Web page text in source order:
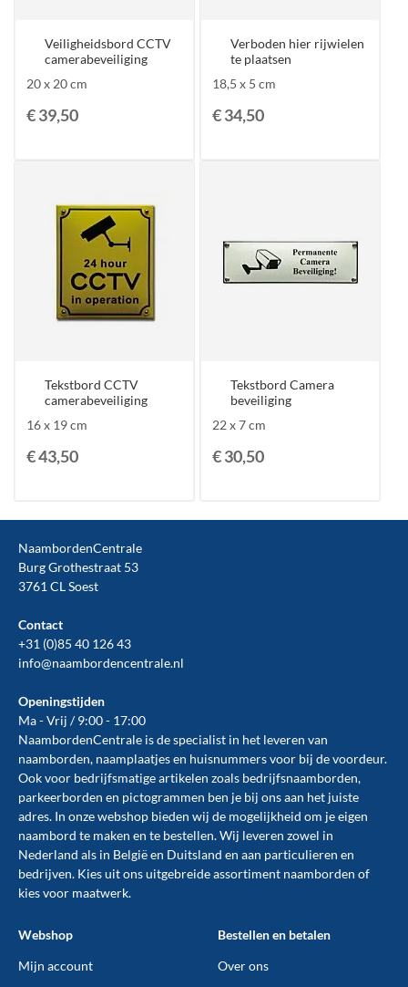
Veiligheidsbord CCTV
camerabeveiliging
20 x 20 cm
€ 39,50
Verboden hier rijwielen
te plaatsen
18,5 x 5 cm
€ 34,50
Tekstbord CCTV
camerabeveiliging
16 x 19 cm
€ 43,50
Tekstbord Camera
beveiliging
22 x 7 cm
€ 30,50
NaambordenCentrale
Burg Grothestraat 53
3761 CL Soest
Contact
+31 (0)85 40 126 43
info@naambordencentrale.nl
Openingstijden
Ma - Vrij / 9:00 - 17:00
NaambordenCentrale is de specialist in het leveren van
naamborden, naamplaatjes en huisnummers voor bij devoordeur.
Ook voor bedrijfsmatige artikelen zoals bedrijfsnaamborden,
parkeerborden en pictogrammen ben je bij ons aan het juiste
adres. In onze webshop bieden wij de mogelijkheid om je eigen
naambord te maken en te bestellen. Wij leveren zowel in
Nederland als in België en Duitsland en aan particulieren en
bedrijven. Kies uit ons uitgebreide assortiment naamborden of
kies voor maatwerk.
Webshop
Mijn account
Bestellen en betalen
Over ons